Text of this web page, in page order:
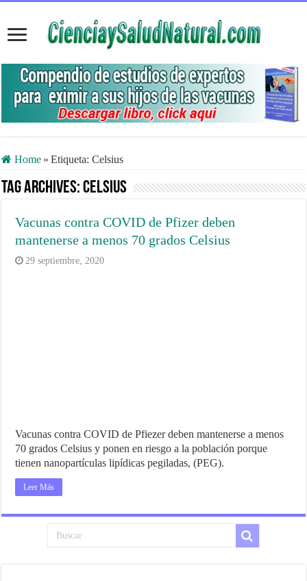
Home » Etiqueta:Celsius
Tag Archives:Celsius
Vacunas contra COVID de Pfizer deben
mantenerse a menos 70 grados Celsius
29 septiembre, 2020
Vacunas contra COVID de Pfiezer deben mantenerse a menos
70 grados Celsius y ponen en riesgo a la población porque
tienen nanopartículas lipídicas pegiladas, (PEG).
Leer Más